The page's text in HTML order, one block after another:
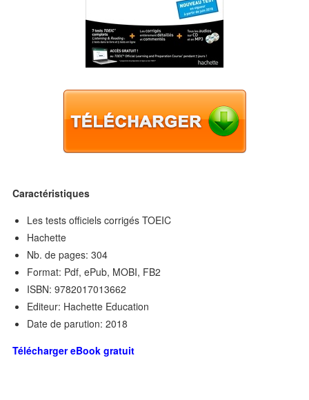
Caractéristiques
Les tests officiels corrigés TOEIC
Hachette
Nb. de pages: 304
Format: Pdf, ePub, MOBI, FB2
ISBN: 9782017013662
Editeur: Hachette Education
Date de parution: 2018
Télécharger eBook gratuit